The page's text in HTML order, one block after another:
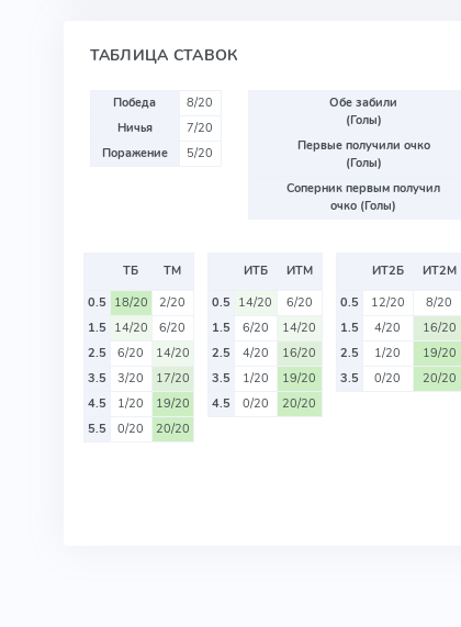
ТАБЛИЦА СТАВОК
Победа
8/20
Ничья
7/20
Поражение
5/20
Обе забили
(Голы)
Первые получили очко
(Голы)
Соперник первым получил
очко (Голы)
ТБ
ТМ
0.5 18/20
2/20
1.5 14/20
6/20
2.5
6/20
14/20
3.5
3/20
17/20
4.5
1/20
19/20
5.5
0/20 20/20
ИТБ
ИТМ
0.5 14/20
6/20
1.5
6/20
14/20
2.5
4/20
16/20
3.5
1/20
19/20
4.5
0/20 20/20
ИТ2Б
ИТ2М
0.5
12/20
8/20
1.5
4/20
16/20
2.5
1/20
19/20
3.5
0/20 20/20